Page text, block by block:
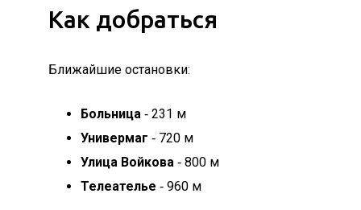
Как добраться
Ближайшие остановки:
Больница ‐ 231 м
Универмаг ‐ 720 м
Улица Войкова ‐ 800 м
Телеателье ‐ 960 м